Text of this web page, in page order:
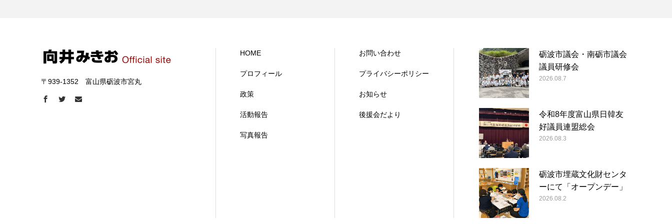
〒939-1352 富山県砺波市宮丸
HOME
プロフィール
政策
活動報告
写真報告
お問い合わせ
プライバシーポリシー
お知らせ
後援会だより
砺波市議会・南砺市議会
議員研修会
2026.08.7
令和8年度富山県日韓友
好議員連盟総会
2026.08.3
砺波市埋蔵文化財センタ
ーにて「オープンデー」
2026.08.2